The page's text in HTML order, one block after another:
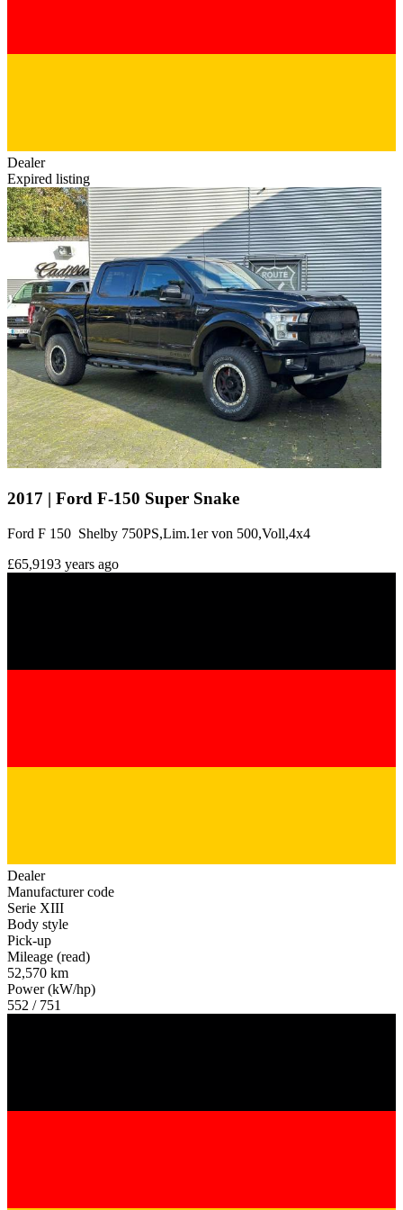
Dealer
Expired listing
2017 | Ford F-150 Super Snake
Ford F 150 Shelby 750PS,Lim.1er von 500,Voll,4x4
£65,9193 years ago
Dealer
Manufacturer code
Serie XIII
Body style
Pick-up
Mileage (read)
52,570 km
Power (kW/hp)
552 / 751